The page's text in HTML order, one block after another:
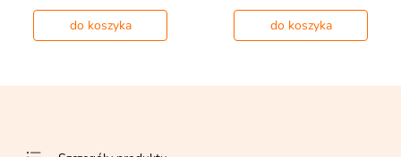
do koszyka do koszyka